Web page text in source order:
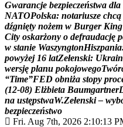
Gwarancje bezpieczeństwa dla
NATOPolska: notariusze chcą
dźgnięty nożem w Burger King
City oskarżony o defraudację p
w stanie WaszyngtonHiszpania
powyżej 16 latZełenski: Ukrain
wersję planu pokojowegoTwór
“Time”FED obniża stopy proc
(12-08) Elżbieta Baumgartner
na ustępstwaW.Zełenski – wyb
bezpieczeństwo
Fri. Aug 7th, 2026 2:10:14